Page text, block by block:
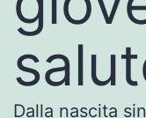
Dalla nascita